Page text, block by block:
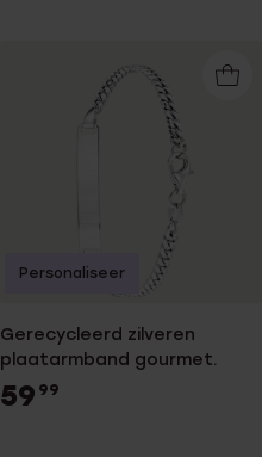
Gerecycleerd zilveren
plaatarmband gourmet.
59 99
Personaliseer